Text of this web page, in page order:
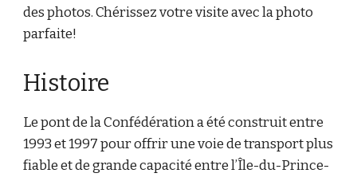
des photos. Chérissez votre visite avec la photo
parfaite!
Histoire
Le pont de la Confédération a été construit entre
1993 et 1997 pour offrir une voie de transport plus
fiable et de grande capacité entre l’Île-du-Prince-